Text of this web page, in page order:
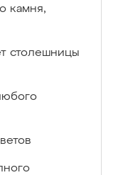
камня,
столешницы